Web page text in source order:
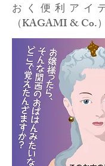
おく便利アイ
（KAGAMI & Co.）